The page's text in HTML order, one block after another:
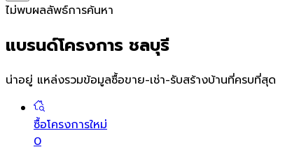
ไม่พบผลลัพธ์การค้นหา
แบรนด์โครงการ ชลบุรี
น่าอยู่ แหล่งรวมข้อมูลซื้อขาย-เช่า-รับสร้างบ้านที่ครบที่สุด
ซื้อโครงการใหม่
0